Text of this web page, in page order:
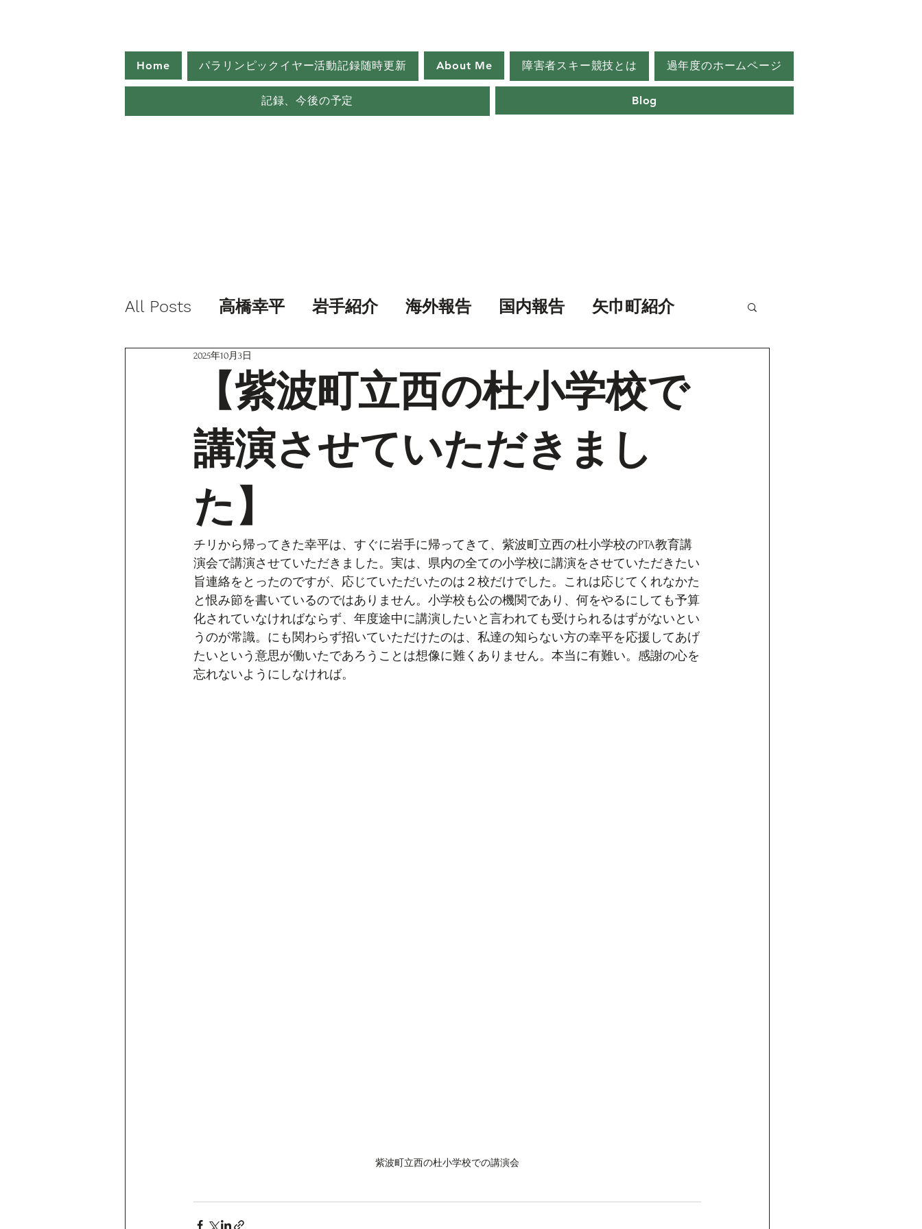
Home パラリンピックイヤー活動記録随時更新 About Me 障害者スキー競技とは 過年度のホームページ
記録、今後の予定 Blog
All Posts 高橋幸平 岩手紹介 海外報告 国内報告 矢巾町紹介
【紫波町立西の杜小学校で
講演させていただきまし
た】
2025年10月3日
チリから帰ってきた幸平は、すぐに岩手に帰ってきて、紫波町立西の杜小学校のPTA教育講
演会で講演させていただきました。実は、県内の全ての小学校に講演をさせていただきたい
旨連絡をとったのですが、応じていただいたのは２校だけでした。これは応じてくれなかた
と恨み節を書いているのではありません。小学校も公の機関であり、何をやるにしても予算
化されていなければならず、年度途中に講演したいと言われても受けられるはずがないとい
うのが常識。にも関わらず招いていただけたのは、私達の知らない方の幸平を応援してあげ
たいという意思が働いたであろうことは想像に難くありません。本当に有難い。感謝の心を
忘れないようにしなければ。
紫波町立西の杜小学校での講演会